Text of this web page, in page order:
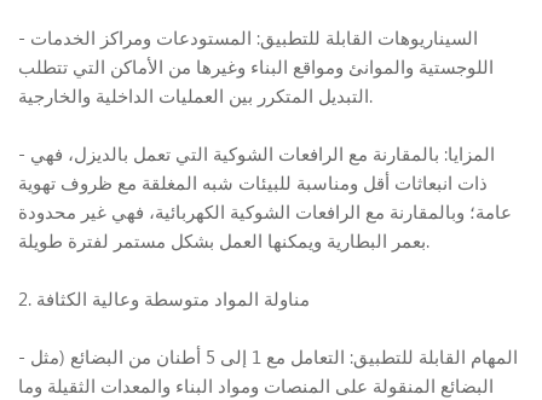
- السيناريوهات القابلة للتطبيق: المستودعات ومراكز الخدمات
اللوجستية والموانئ ومواقع البناء وغيرها من الأماكن التي تتطلب
التبديل المتكرر بين العمليات الداخلية والخارجية.
- المزايا: بالمقارنة مع الرافعات الشوكية التي تعمل بالديزل، فهي
ذات انبعاثات أقل ومناسبة للبيئات شبه المغلقة مع ظروف تهوية
عامة؛ وبالمقارنة مع الرافعات الشوكية الكهربائية، فهي غير محدودة
بعمر البطارية ويمكنها العمل بشكل مستمر لفترة طويلة.
2. مناولة المواد متوسطة وعالية الكثافة
- المهام القابلة للتطبيق: التعامل مع 1 إلى 5 أطنان من البضائع (مثل
البضائع المنقولة على المنصات ومواد البناء والمعدات الثقيلة وما